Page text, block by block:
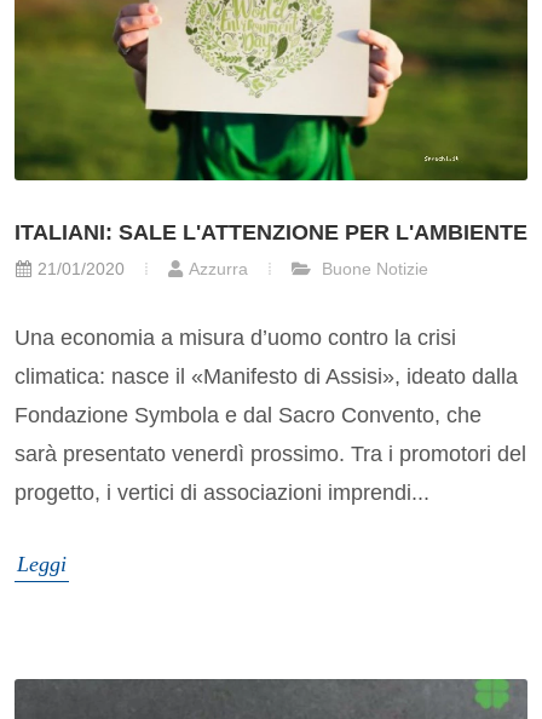
ITALIANI: SALE L'ATTENZIONE PER L'AMBIENTE
21/01/2020 Azzurra Buone Notizie
Una economia a misura d’uomo contro la crisi
climatica: nasce il «Manifesto di Assisi», ideato dalla
Fondazione Symbola e dal Sacro Convento, che
sarà presentato venerdì prossimo. Tra i promotori del
progetto, i vertici di associazioni imprendi...
Leggi